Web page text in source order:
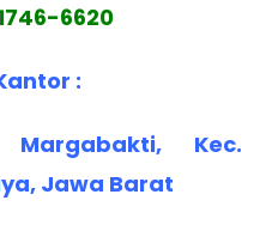
6620
:
Kec.
Jawa Barat